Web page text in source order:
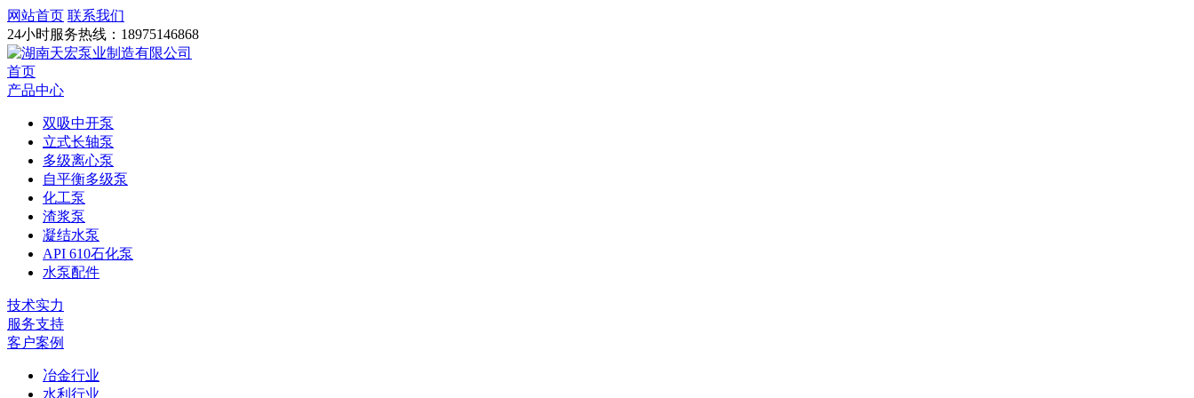
网站首页 联系我们
24小时服务热线： 18975146868
首页
产品中心
双吸中开泵
立式长轴泵
多级离心泵
自平衡多级泵
化工泵
渣浆泵
凝结水泵
API 610石化泵
水泵配件
技术实力
服务支持
客户案例
冶金行业
水利行业